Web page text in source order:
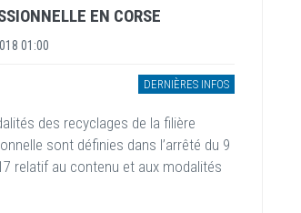
EN CORSE
01:00
DERNIÈRES INFOS
des recyclages de la filière
sont définies dans l’arrêté du 9
relatif au contenu et aux modalités